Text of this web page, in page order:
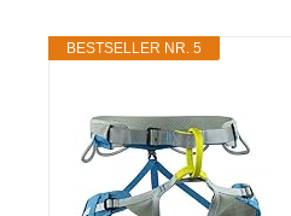
BESTSELLER NR. 5